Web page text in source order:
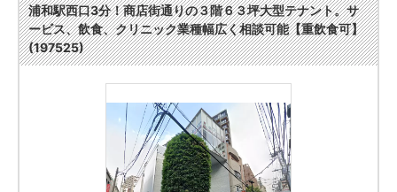
浦和駅西口3分！商店街通りの３階６３坪大型テナント。サ
ービス、飲食、クリニック業種幅広く相談可能【重飲食可】
(197525)